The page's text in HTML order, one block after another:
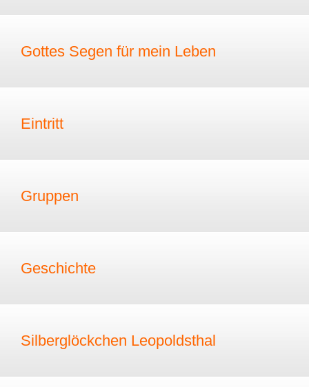
Gottes Segen für mein Leben
Eintritt
Gruppen
Geschichte
Silberglöckchen Leopoldsthal